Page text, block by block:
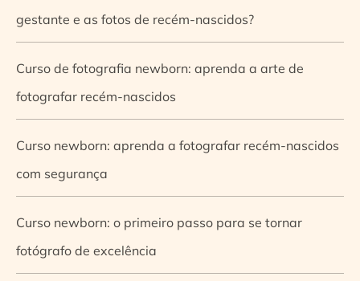
gestante e as fotos de recém-nascidos?
Curso de fotografia newborn: aprenda a arte de
fotografar recém-nascidos
Curso newborn: aprenda a fotografar recém-nascidos
com segurança
Curso newborn: o primeiro passo para se tornar
fotógrafo de excelência